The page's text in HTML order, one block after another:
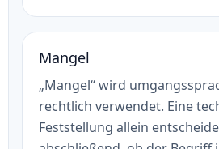
Mangel
„Mangel“ wird
rechtlich verwendet. Eine
Feststellung allein